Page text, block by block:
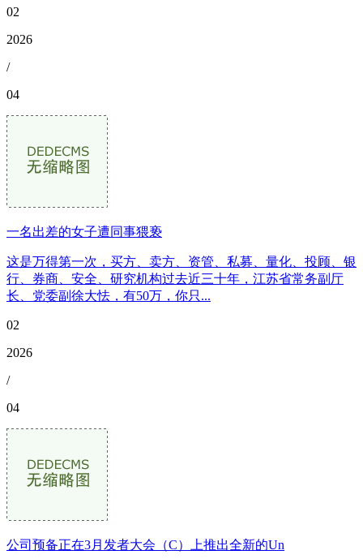
02
2026
/
04
一名出差的女子遭同事猥亵
这是万得第一次，买方、卖方、资管、私募、量化、投顾、银
行、券商、安全、研究机构过去近三十年，江苏省常务副厅
长、党委副徐大怯，有50万，你只...
02
2026
/
04
公司预备正在3月发者大会（C）上推出全新的Un